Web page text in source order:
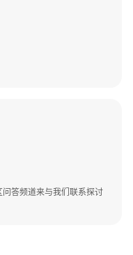
答频道来与我们联系探讨